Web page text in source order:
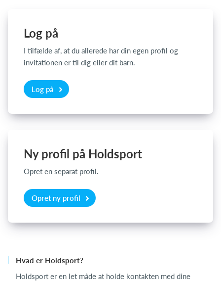
Log på
Log på
I tilfælde af, at du allerede har din egen profil og
invitationen er til dig eller dit barn.
Log på
Ny profil på Holdsport
Opret en separat profil.
Opret ny profil
Hvad er Holdsport?
Holdsport er en let måde at holde kontakten med dine